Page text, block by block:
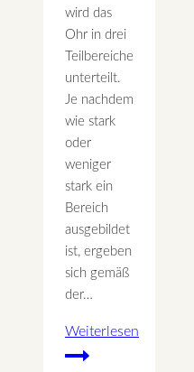
wird das
Ohr in drei
Teilbereiche
unterteilt.
Je nachdem
wie stark
oder
weniger
stark ein
Bereich
ausgebildet
ist, ergeben
sich gemäß
der…
Weiterlesen
Emotionale